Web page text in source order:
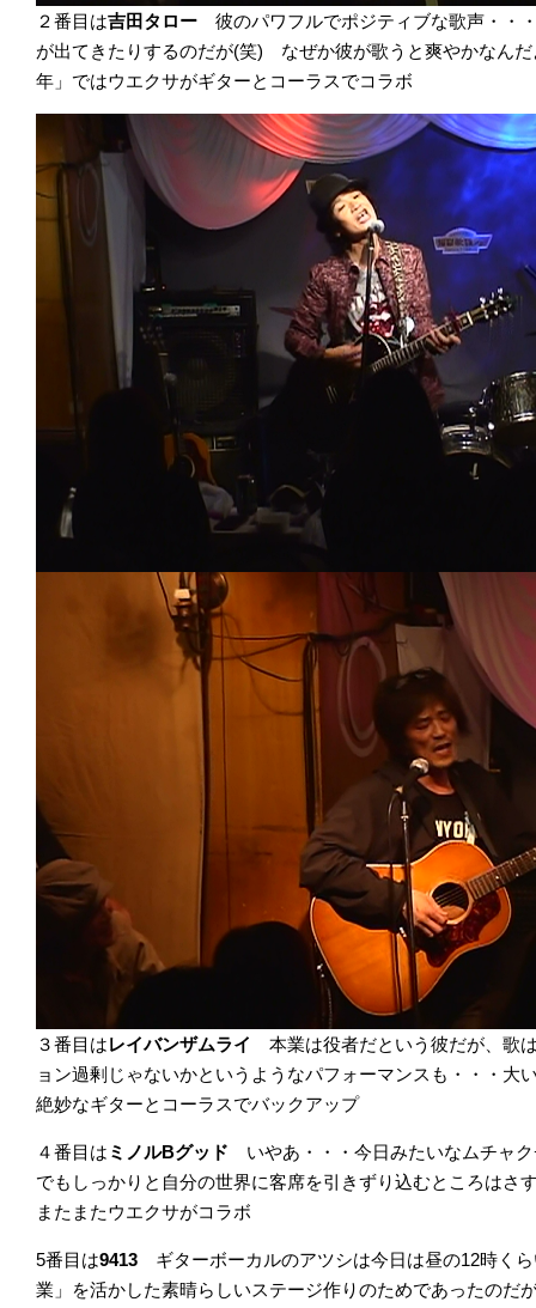
２番目は吉田タロー 彼のパワフルでポジティブな歌声・・
が出てきたりするのだが(笑) なぜか彼が歌うと爽やかなん
年」ではウエクサがギターとコーラスでコラボ
３番目はレイバンザムライ 本業は役者だという彼だが、歌
ョン過剰じゃないかというようなパフォーマンスも・・・
絶妙なギターとコーラスでバックアップ
４番目は ミノルBグッド いやあ・・・今日みたいなムチャ
でもしっかりと自分の世界に客席を引きずり込むところは
またまたウエクサがコラボ
5番目は9413 ギターボーカルのアツシは今日は昼の12時く
業」を活かした素晴らしいステージ作りのためであったのだ